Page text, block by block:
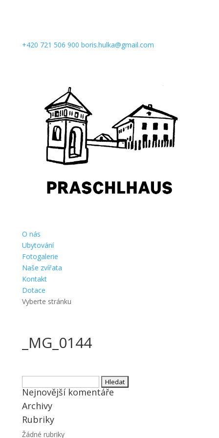
+420 721 506 900 boris.hulka@gmail.com
O nás
Ubytování
Fotogalerie
Naše zvířata
Kontakt
Dotace
Vyberte stránku
_MG_0144
Nejnovější komentáře
Archivy
Rubriky
Žádné rubriky